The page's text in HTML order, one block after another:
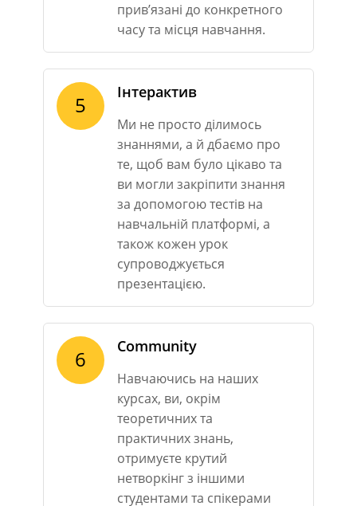
прив’язані до конкретного
часу та місця навчання.
5 Інтерактив
Ми не просто ділимось
знаннями, а й дбаємо про
те, щоб вам було цікаво та
ви могли закріпити знання
за допомогою тестів на
навчальній платформі, а
також кожен урок
супроводжується
презентацією.
6 Community
Навчаючись на наших
курсах, ви, окрім
теоретичних та
практичних знань,
отримуєте крутий
нетворкінг з іншими
студентами та спікерами